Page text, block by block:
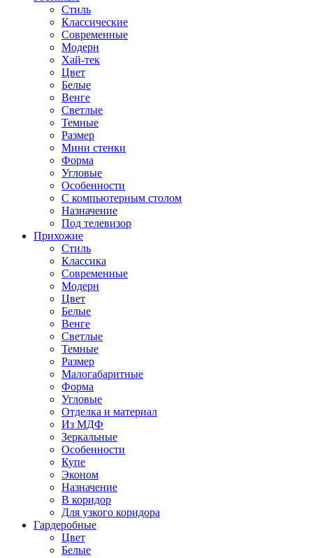
Стиль
Классические
Современные
Модерн
Хай-тек
Цвет
Белые
Венге
Светлые
Темные
Размер
Мини стенки
Форма
Угловые
Особенности
С компьютерным столом
Назначение
Под телевизор
Прихожие
Стиль
Классика
Современные
Модерн
Цвет
Белые
Венге
Светлые
Темные
Размер
Малогабаритные
Форма
Угловые
Отделка и материал
Из МДФ
Зеркальные
Особенности
Купе
Эконом
Назначение
В коридор
Для узкого коридора
Гардеробные
Цвет
Белые